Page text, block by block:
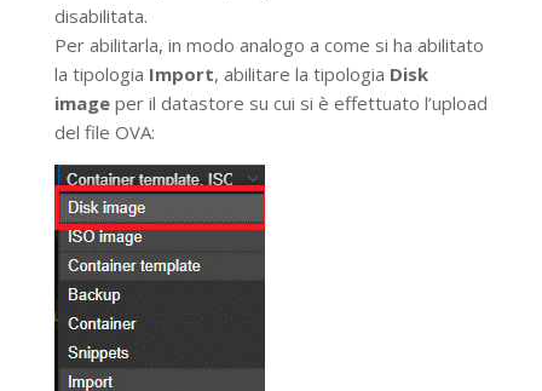
disabilitata.
Per abilitarla, in modo analogo a come si ha abilitato
la tipologia Import, abilitare la tipologia Disk
imageper il datastore su cui si è effettuato l’upload
del file OVA: